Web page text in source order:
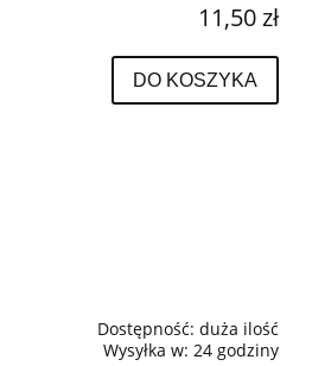
11,50 zł
DO KOSZYKA
Dostępność: duża ilość
Wysyłka w: 24 godziny